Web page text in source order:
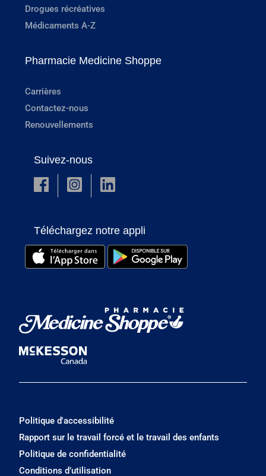
Drogues récréatives
Médicaments A-Z
Pharmacie Medicine Shoppe
Carrières
Contactez-nous
Renouvellements
Suivez-nous
Téléchargez notre appli
Politique d'accessibilité
Rapport sur le travail forcé et le travail des enfants
Politique de confidentialité
Conditions d’utilisation